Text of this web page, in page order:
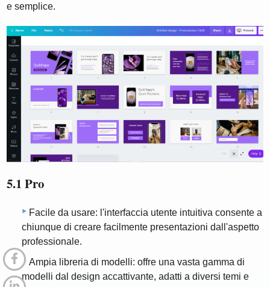
e semplice.
5.1 Pro
Facile da usare: l'interfaccia utente intuitiva consente a
chiunque di creare facilmente presentazioni dall'aspetto
professionale.
Ampia libreria di modelli: offre una vasta gamma di
modelli dal design accattivante, adatti a diversi temi e